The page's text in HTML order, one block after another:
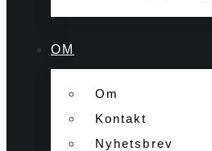
OM
Om
Kontakt
Nyhetsbrev